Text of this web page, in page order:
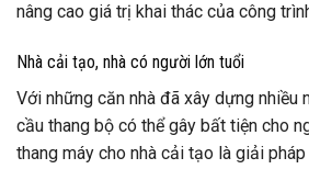
nâng cao giá trị khai thác của công
Nhà cải tạo, nhà có người lớn tuổi
Với những căn nhà đã xây dựng nhiều
cầu thang bộ có thể gây bất tiện cho
thang máy cho nhà cải tạo là giải